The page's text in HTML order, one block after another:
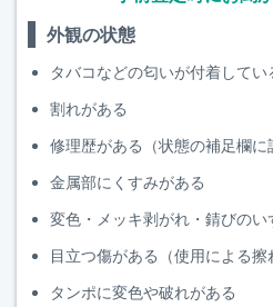
外観の状態
タバコなどの匂いが付着してい
割れがある
修理歴がある（状態の補足欄に
金属部にくすみがある
変色・メッキ剥がれ・錆びのい
目立つ傷がある（使用による擦
タンポに変色や破れがある